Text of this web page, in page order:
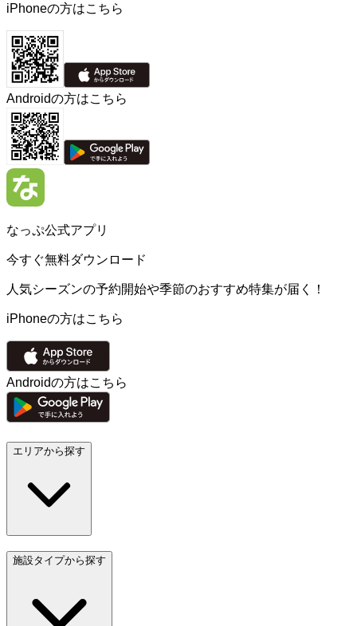
iPhoneの方はこちら
Androidの方はこちら
なっぷ公式アプリ
今すぐ無料ダウンロード
人気シーズンの予約開始や季節のおすすめ特集が届く！
iPhoneの方はこちら
Androidの方はこちら
エリアから探す
施設タイプから探す